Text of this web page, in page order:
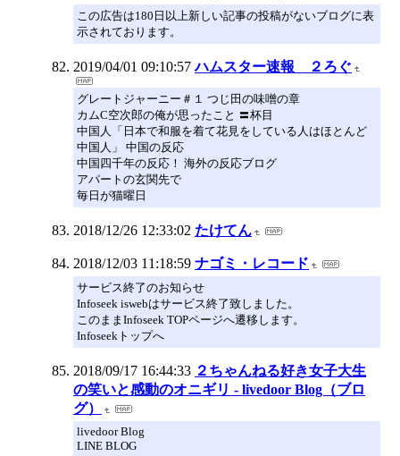
この広告は180日以上新しい記事の投稿がないブログに表
示されております。
2019/04/01 09:10:57 ハムスター速報 ２ろぐ
グレートジャーニー＃１ つじ田の味噌の章
カムC空次郎の俺が思ったこと 〓杯目
中国人「日本で和服を着て花見をしている人はほとんど
中国人」 中国の反応
中国四千年の反応！ 海外の反応ブログ
アパートの玄関先で
毎日が猫曜日
2018/12/26 12:33:02 たけてん
2018/12/03 11:18:59 ナゴミ・レコード
サービス終了のお知らせ
Infoseek iswebはサービス終了致しました。
このままInfoseek TOPページへ遷移します。
Infoseekトップへ
2018/09/17 16:44:33 ２ちゃんねる好き女子大生
の笑いと感動のオニギリ - livedoor Blog（ブロ
グ）
livedoor Blog
LINE BLOG